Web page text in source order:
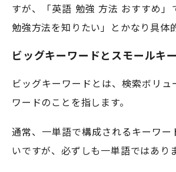
すが、「英語 勉強 方法 おすすめ」
勉強方法を知りたい」とかなり具体
ビッグキーワードとスモールキ
ビッグキーワードとは、検索ボリュ
ワードのことを指します。
通常、一単語で構成されるキーワー
いですが、必ずしも一単語ではあり